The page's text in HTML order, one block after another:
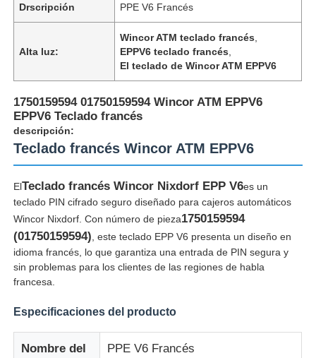
Drscripción PPE V6 Francés
Alta luz:
Wincor ATM teclado francés
EPPV6 teclado francés
El teclado de Wincor ATM EPPV6
1750159594 01750159594 Wincor ATM EPPV6
EPPV6 Teclado francés
descripción:
Teclado francés Wincor ATM EPPV6
ElTeclado francés Wincor Nixdorf EPP V6es un
teclado PIN cifrado seguro diseñado para cajeros automáticos
Wincor Nixdorf. Con número de pieza1750159594
(01750159594) , este teclado EPP V6 presenta un diseño en
idioma francés, lo que garantiza una entrada de PIN segura y
sin problemas para los clientes de las regiones de habla
francesa.
Especificaciones del producto
Nombre del
PPE V6 Francés